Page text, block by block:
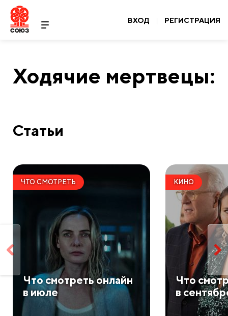
ВХОД | РЕГИСТРАЦИЯ
Ходячие мертвецы:
Статьи
ЧТО СМОТРЕТЬ
​Что смотреть онлайн
в июле
КИНО
​Что
в